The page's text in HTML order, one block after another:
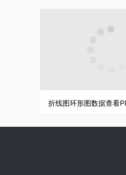
折线图环形图数据查看